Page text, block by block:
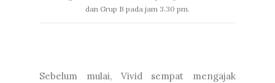
dan Grup B pada jam 3.30 pm.
Sebelum mulai, Vivid sempat mengajak